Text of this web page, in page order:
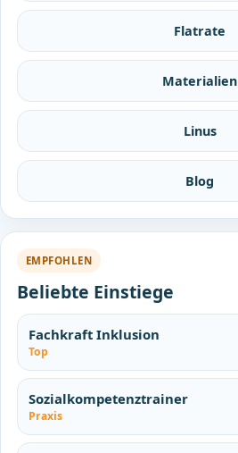
Flatrate
Materialien
Linus
Blog
EMPFOHLEN
Beliebte Einstiege
Fachkraft Inklusion
Top
Sozialkompetenztrainer
Praxis